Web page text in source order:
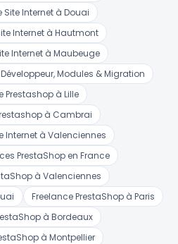
Site Internet à Douai
Internet à Hautmont
Internet à Maubeuge
Modules & Migration
Prestashop à Lille
à Cambrai
Internet à Valenciennes
PrestaShop en France
à Valenciennes
Freelance PrestaShop à Paris
à Bordeaux
à Montpellier